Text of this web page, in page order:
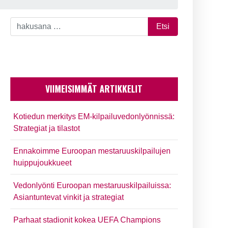
VIIMEISIMMÄT ARTIKKELIT
Kotiedun merkitys EM-kilpailuvedonlyönnissä:
Strategiat ja tilastot
Ennakoimme Euroopan mestaruuskilpailujen
huippujoukkueet
Vedonlyönti Euroopan mestaruuskilpailuissa:
Asiantuntevat vinkit ja strategiat
Parhaat stadionit kokea UEFA Champions